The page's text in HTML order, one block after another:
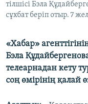
тілшісі Бэла
сұхбат беріп отыр. 7
«Хабар»
Бэла
телеарнадан кету
соң өмірінің қалай